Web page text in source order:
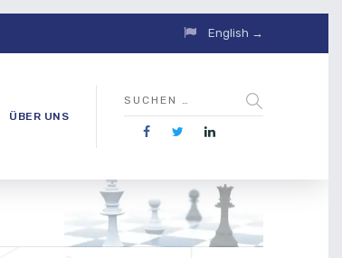
English →
ÜBER UNS